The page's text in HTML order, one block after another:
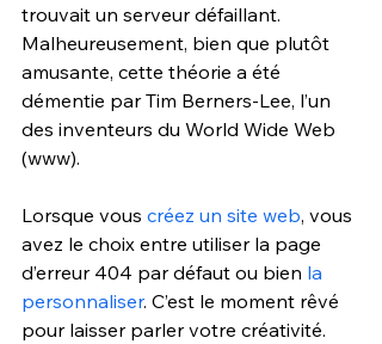
trouvait un serveur défaillant.
Malheureusement, bien que plutôt
amusante, cette théorie a été
démentie par Tim Berners-Lee, l’un
des inventeurs du World Wide Web
(www).
Lorsque vous créez un site web, vous
avez le choix entre utiliser la page
d’erreur 404 par défaut ou bien la
personnaliser. C’est le moment rêvé
pour laisser parler votre créativité.